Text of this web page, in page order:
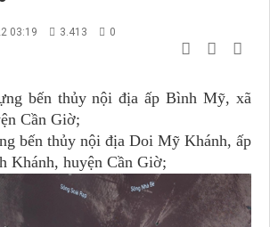
03:19 3.413 0
bến thủy nội địa ấp Bình Mỹ, xã
Cần Giờ;
bến thủy nội địa Doi Mỹ Khánh, ấp
Khánh, huyện Cần Giờ;